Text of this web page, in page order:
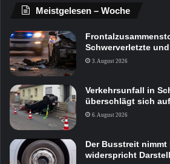
Meistgelesen – Woche
Schwerverletzte
3. August 2026
Verkehrsunfall in
überschlägt sich
6. August 2026
Der Busstreit nimmt
widerspricht